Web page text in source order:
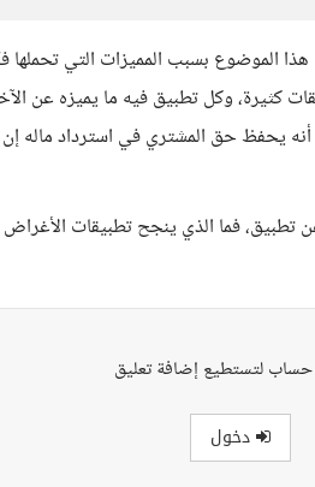
الموضوع بسبب المميزات التي
وكل تطبيق فيه ما يميزه عن
يحفظ حق المشتري في استرداد ماله
فما الذي ينجح تطبيقات
لتستطيع إضافة تعليق
دخول